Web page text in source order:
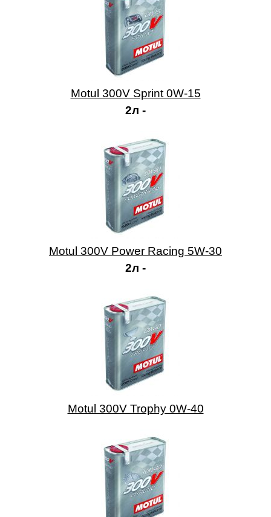
Motul 300V Sprint 0W-15
2л -
Motul 300V Power Racing 5W-30
2л -
Motul 300V Trophy 0W-40